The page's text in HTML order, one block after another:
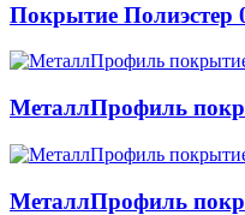
Покрытие Полиэстер
МеталлПрофиль
МеталлПрофиль